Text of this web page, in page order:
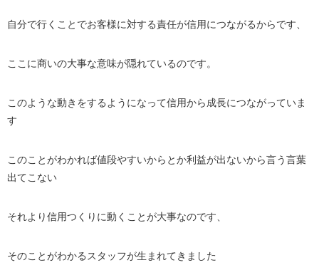
自分で行くことでお客様に対する責任が信用につながるからです、
ここに商いの大事な意味が隠れているのです。
このような動きをするようになって信用から成長につながっていま
す
このことがわかれば値段やすいからとか利益が出ないから言う言葉
出てこない
それより信用つくりに動くことが大事なのです、
そのことがわかるスタッフが生まれてきました